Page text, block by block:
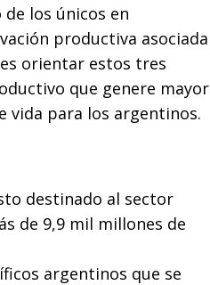
los únicos en
productiva asociada
orientar estos tres
que genere mayor
vida para los argentinos.
destinado al sector
de 9,9 mil millones de
argentinos que se